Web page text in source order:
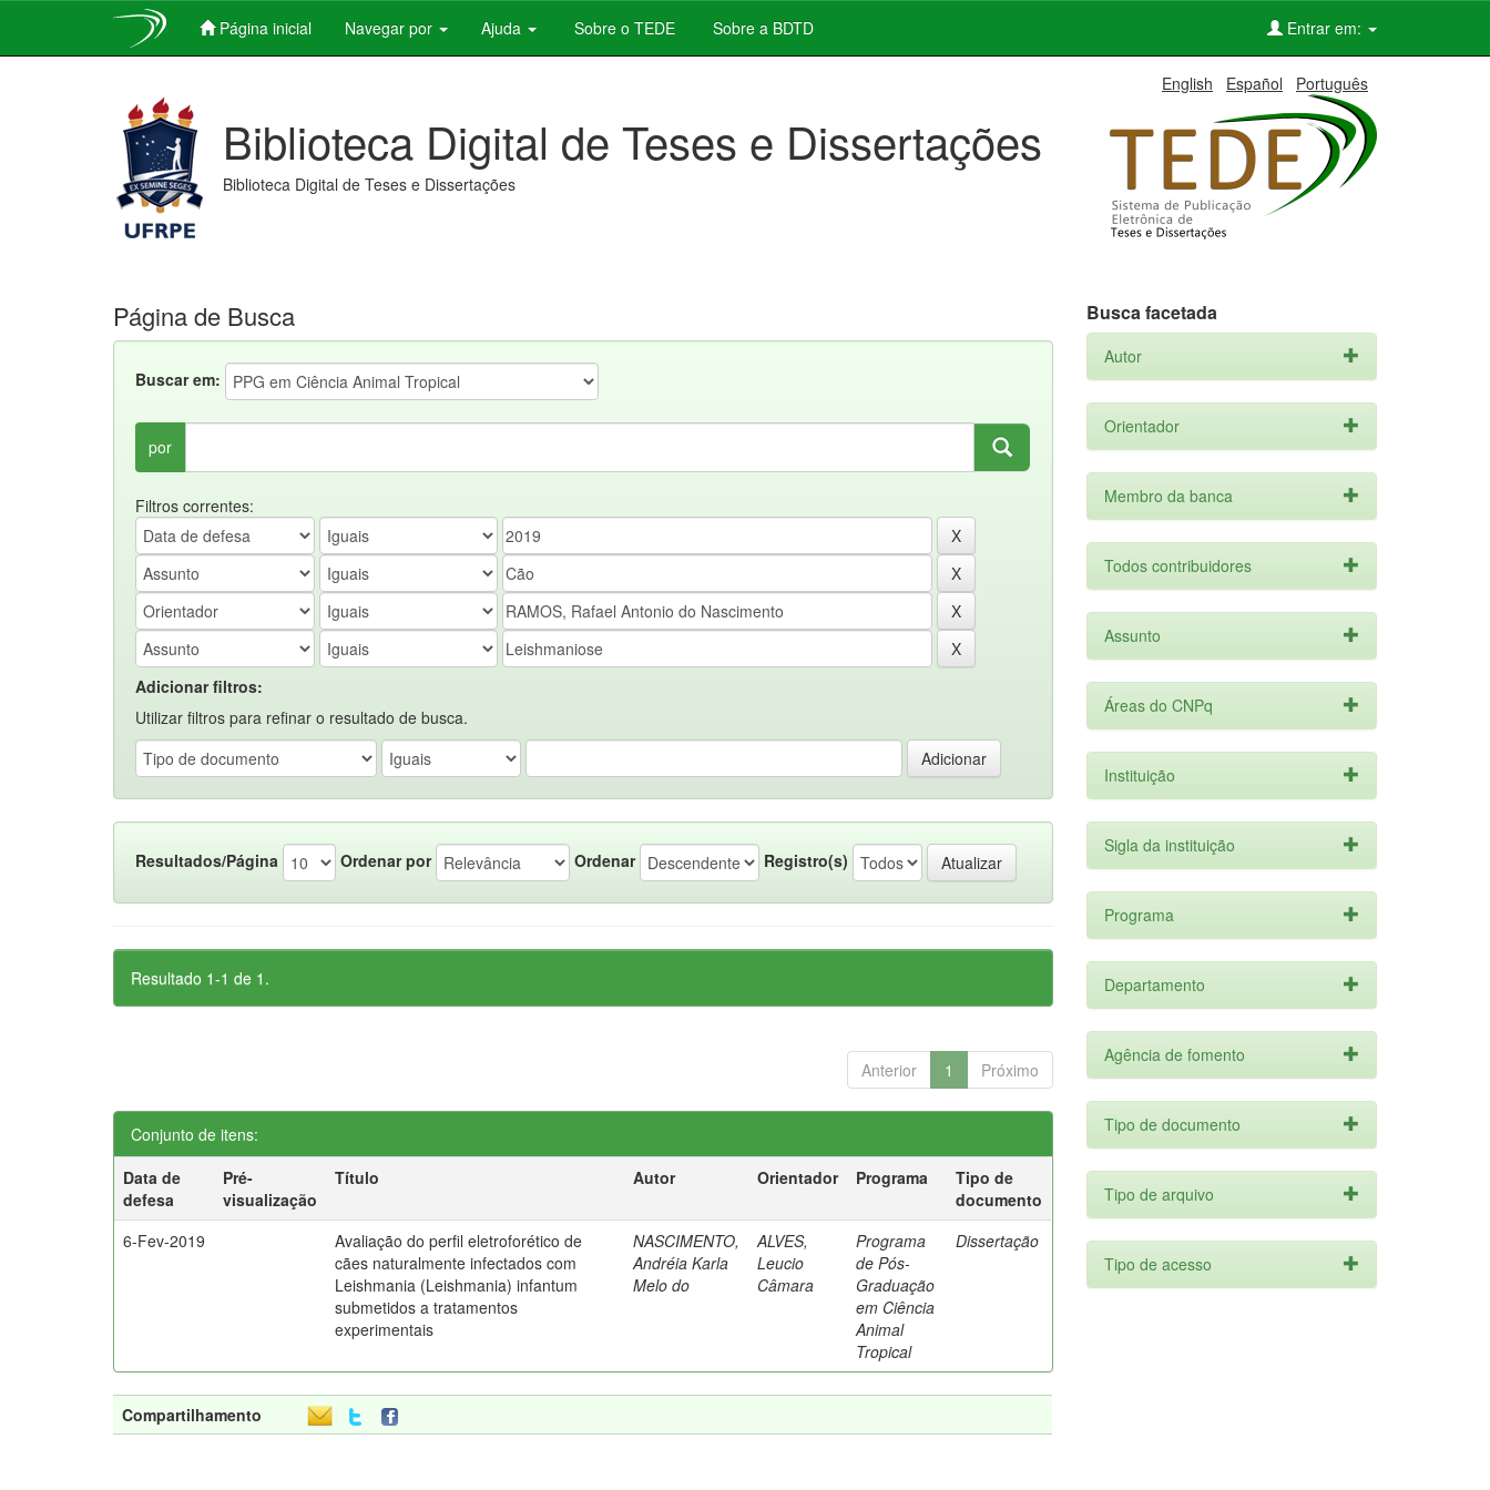
Página inicial Navegar por Ajuda Sobre o TEDE Sobre a BDTD Entrar em:
English Español Português
Biblioteca Digital de Teses e Dissertações
Biblioteca Digital de Teses e Dissertações
Página de Busca
Buscar em:
por
Filtros correntes:
Adicionar filtros:
Utilizar filtros para refinar o resultado de busca.
Resultados/Página Ordenar por Ordenar Registro(s)
Resultado 1-1 de 1.
Anterior 1 Próximo
Conjunto de itens:
Data de
defesa
Pré-
visualização
Título Autor Orientador Programa
Tipo de
documento
6-Fev-2019
Avaliação do perfil eletroforético de
cães naturalmente infectados com
Leishmania (Leishmania) infantum
submetidos a tratamentos
experimentais
NASCIMENTO,
Andréia Karla
Melo do
ALVES,
Leucio
Câmara
Programa
de Pós-
Graduação
em Ciência
Animal
Tropical
Dissertação
Compartilhamento
Busca facetada
Autor
Orientador
Membro da banca
Todos contribuidores
Assunto
Áreas do CNPq
Instituição
Sigla da instituição
Programa
Departamento
Agência de fomento
Tipo de documento
Tipo de arquivo
Tipo de acesso